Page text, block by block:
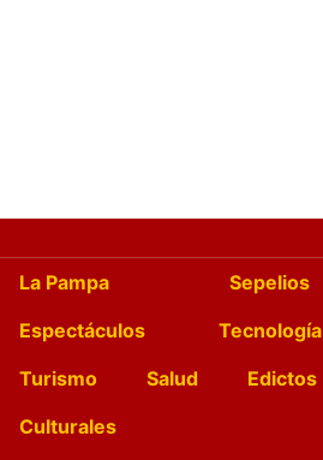
La Pampa Sepelios
Espectáculos
Tecnología
Turismo
Salud Edictos
Culturales